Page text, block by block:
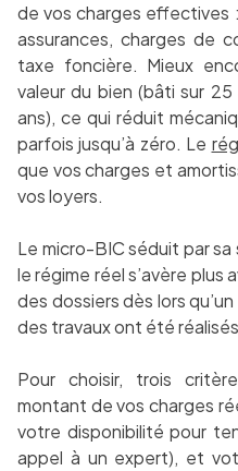
de vos charges effectives
assurances, charges de
taxe foncière. Mieux
valeur du bien (bâti sur
ans), ce qui réduit
parfois jusqu’à zéro. Le
que vos charges et
vos loyers.
Le micro-BIC séduit par sa
le régime réel s’avère plus
des dossiers dès lors
des travaux ont été
Pour choisir, trois
montant de vos charges
votre disponibilité pour
appel à un expert), et